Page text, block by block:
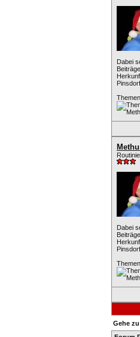
Dabei
Pinsdorf
Dabei
Pinsdorf
Gehe